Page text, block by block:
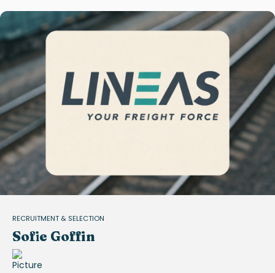
RECRUITMENT & SELECTION
Sofie Goffin